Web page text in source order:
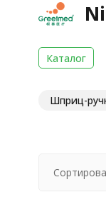
Каталог
Шприц-